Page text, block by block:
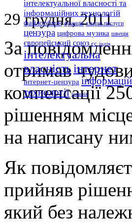
інтелектуальної власності та
інформаційних технологій
файлообмін франція хмарні послуги
цензура цифрова музика швеція
європейський союз єс індія
інтелектуальна
власністьінтернет
інтернет-цензура
технології іспанія
29 грудня, 2011
За
отримав
компенсації
рішенням
на написану
Як
прийняв
який без